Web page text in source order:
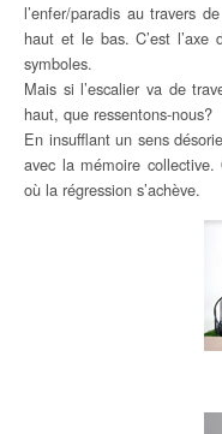
l’enfer/paradis au travers
haut et le bas. C’est
symboles.
Mais si l’escalier va de
haut, que ressentons-nous?
En insufflant un sens
avec la mémoire collective.
où la régression s’achève.